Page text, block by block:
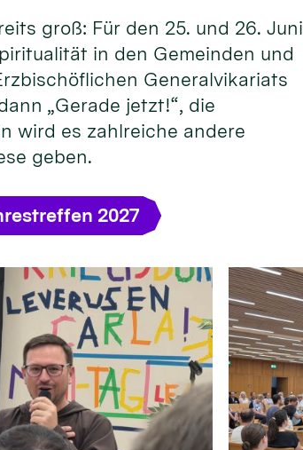
groß: Für den 25. und 26. Juni
in den Gemeinden und
Generalvikariats
„Gerade jetzt!“, die
wird es zahlreiche andere
geben.
2027